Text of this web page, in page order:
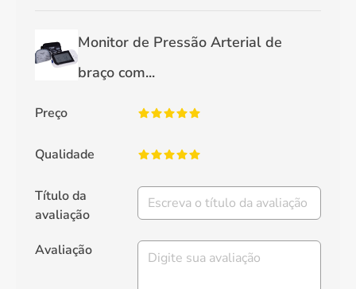
Monitor de Pressão Arterial de
braço com...
Preço
Qualidade
Título da
avaliação
Avaliação